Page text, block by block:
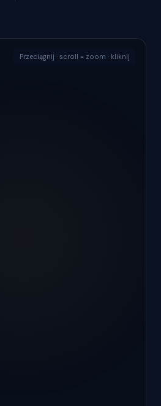
Przeciągnij · scroll = zoom · kliknij